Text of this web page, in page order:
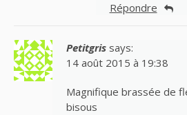
Répondre
Petitgris says:
14 août 2015 à 19:38
Magnifique brassée de
bisous